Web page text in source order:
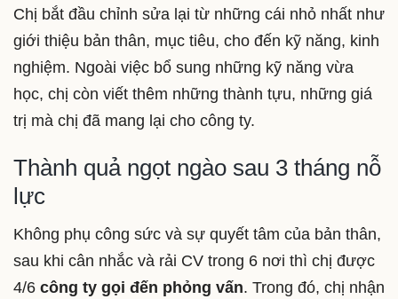
Chị bắt đầu chỉnh sửa lại từ những cái nhỏ nhất như
giới thiệu bản thân, mục tiêu, cho đến kỹ năng, kinh
nghiệm. Ngoài việc bổ sung những kỹ năng vừa
học, chị còn viết thêm những thành tựu, những giá
trị mà chị đã mang lại cho công ty.
Thành quả ngọt ngào sau 3 tháng nỗ
lực
Không phụ công sức và sự quyết tâm của bản thân,
sau khi cân nhắc và rải CV trong 6 nơi thì chị được
4/6 công ty gọi đến phỏng vấn. Trong đó, chị nhận